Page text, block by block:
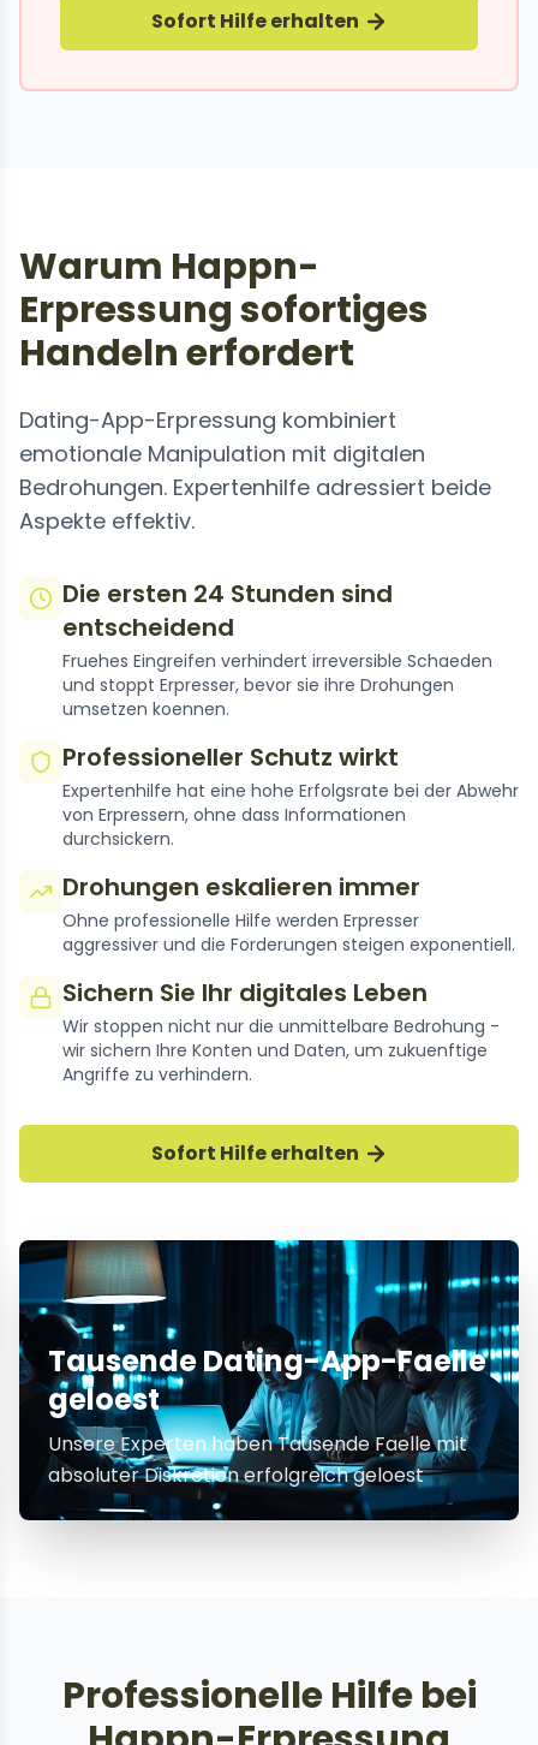
Sofort Hilfe erhalten
Warum Happn-
Erpressung sofortiges
Handeln erfordert
Dating-App-Erpressung kombiniert
emotionale Manipulation mit digitalen
Bedrohungen. Expertenhilfe adressiert beide
Aspekte effektiv.
Die ersten 24 Stunden sind
entscheidend
Fruehes Eingreifen verhindert irreversible Schaeden
und stoppt Erpresser, bevor sie ihre Drohungen
umsetzen koennen.
Professioneller Schutz wirkt
Expertenhilfe hat eine hohe Erfolgsrate bei der Abwehr
von Erpressern, ohne dass Informationen
durchsickern.
Drohungen eskalieren immer
Ohne professionelle Hilfe werden Erpresser
aggressiver und die Forderungen steigen exponentiell.
Sichern Sie Ihr digitales Leben
Wir stoppen nicht nur die unmittelbare Bedrohung -
wir sichern Ihre Konten und Daten, um zukuenftige
Angriffe zu verhindern.
Sofort Hilfe erhalten
Tausende Dating-App-Faelle
geloest
Unsere Experten haben Tausende Faelle mit
absoluter Diskretion erfolgreich geloest
Professionelle Hilfe bei